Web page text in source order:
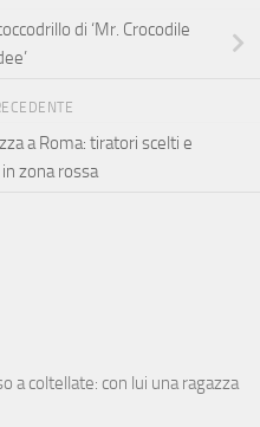
di ‘Mr. Crocodile
a Roma: tiratori scelti e
zona rossa
a coltellate: con lui una ragazza